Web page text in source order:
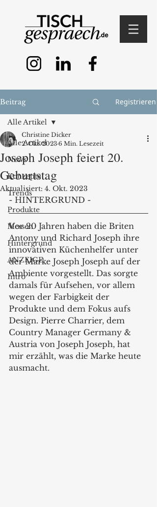
Beitrag Registrieren
Alle Artikel
News
Konzepte
Trends
Produkte
Messen
Hintergrund
ANZEIGE
Intro
Alle Artikel
Joseph Joseph feiert 20.
Geburtstag
Christine Dicker
2. Okt. 2023 6 Min. Lesezeit
Aktualisiert: 4. Okt. 2023
- HINTERGRUND -
Vor 20 Jahren haben die Briten
Antony und Richard Joseph ihre
innovativen Küchenhelfer unter
der Marke Joseph Joseph auf der
Ambiente vorgestellt. Das sorgte
damals für Aufsehen, vor allem
wegen der Farbigkeit der
Produkte und dem Fokus aufs
Design. Pierre Charrier, dem
Country Manager Germany &
Austria von Joseph Joseph, hat
mir erzählt, was die Marke heute
ausmacht.